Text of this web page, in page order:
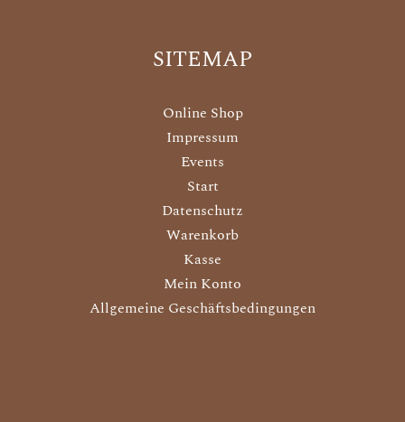
SITEMAP
Online Shop
Impressum
Events
Start
Datenschutz
Warenkorb
Kasse
Mein Konto
Allgemeine Geschäftsbedingungen